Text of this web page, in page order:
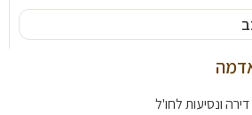
ונסיעות לחו'ל